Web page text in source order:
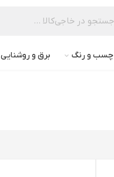
چسب و رنگ برق و روشنایی